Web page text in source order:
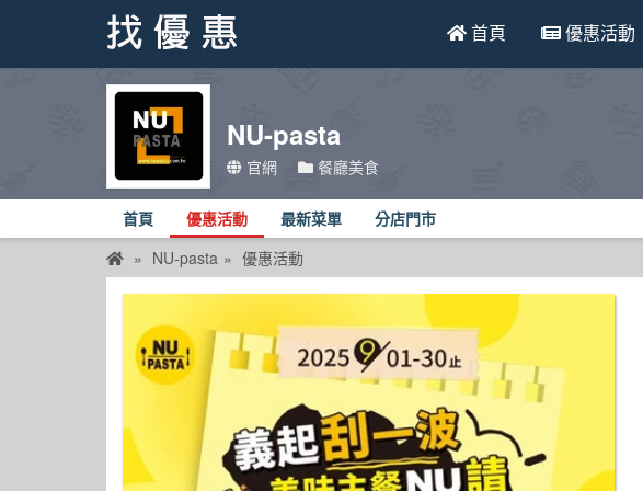
首頁 優惠活動
NU-pasta
官網 餐廳美食
首頁 優惠活動 最新菜單 分店門市
NU-pasta 優惠活動
找優惠